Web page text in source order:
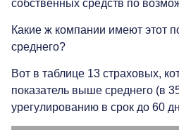
собственных средств по
Какие ж компании имеют этот
среднего?
Вот в таблице 13 страховых,
показатель выше среднего (в
урегулированию в срок до 60